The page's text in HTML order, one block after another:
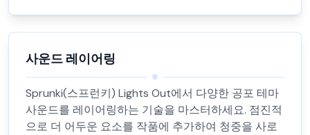
사운드 레이어링
Sprunki(스프런키) Lights Out에서 다양한 공포 테마
사운드를 레이어링하는 기술을 마스터하세요. 점진적
으로 더 어두운 요소를 작품에 추가하여 청중을 사로